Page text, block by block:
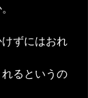
ずにはおれ
るというの